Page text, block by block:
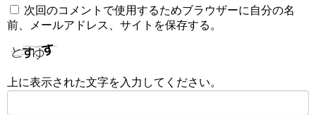
次回のコメントで使用するためブラウザーに自分の名
前、メールアドレス、サイトを保存する。
上に表示された文字を入力してください。